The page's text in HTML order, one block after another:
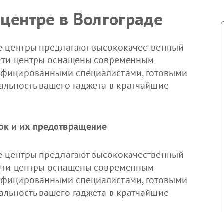
в Волгограде
центры предлагают высококачественный
центры оснащены современным
специалистами, готовыми
вашего гаджета в кратчайшие
и их предотвращение
центры предлагают высококачественный
центры оснащены современным
специалистами, готовыми
вашего гаджета в кратчайшие